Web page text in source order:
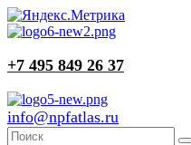
+7 495 849 26 37
info@npfatlas.ru